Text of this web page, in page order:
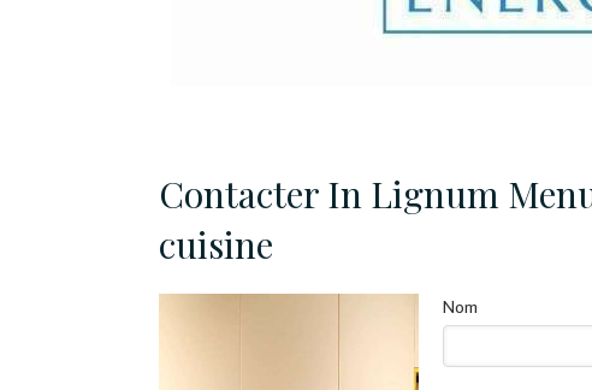
Contacter In Lignum
cuisine
Nom